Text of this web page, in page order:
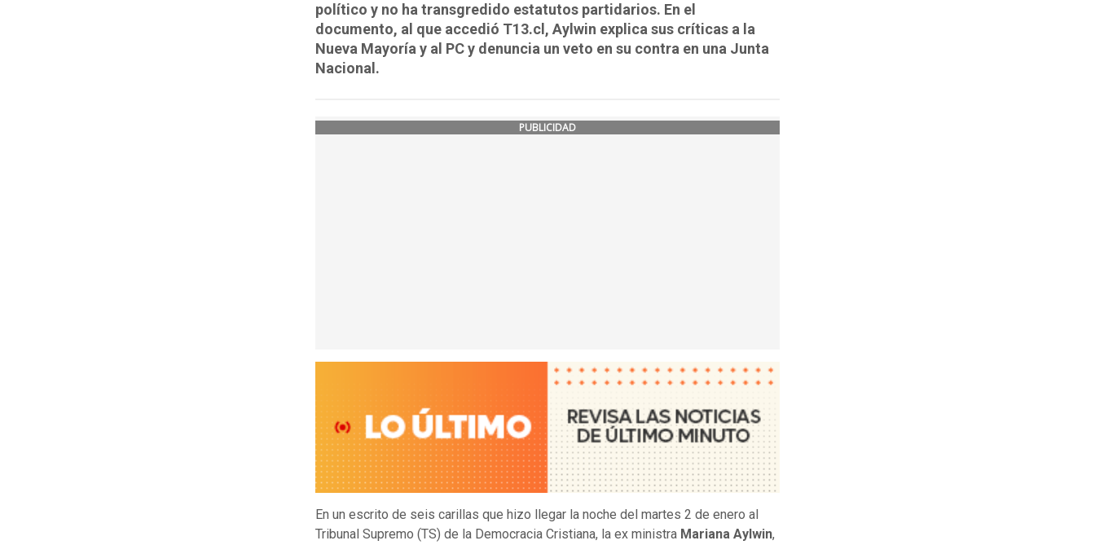
político y no ha transgredido estatutos partidarios. En el
documento, al que accedió T13.cl, Aylwin explica sus críticas a la
Nueva Mayoría y al PC y denuncia un veto en su contra en una Junta
Nacional.
PUBLICIDAD
En un escrito de seis carillas que hizo llegar la noche del martes 2 de enero al
Tribunal Supremo (TS) de la Democracia Cristiana, la ex ministra Mariana Aylwin,